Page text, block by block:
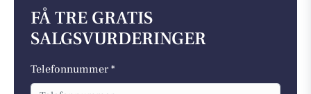
FÅ TRE GRATIS
SALGSVURDERINGER
Telefonnummer *